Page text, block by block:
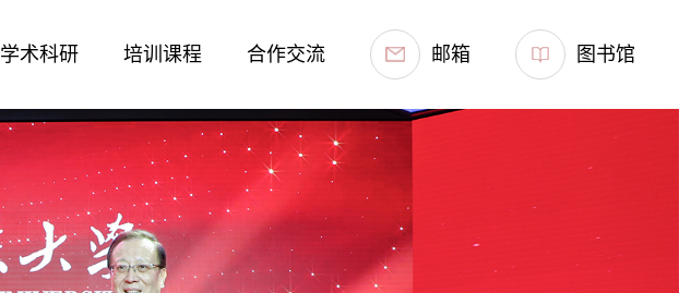
学术科研 培训课程 合作交流 邮箱 图书馆